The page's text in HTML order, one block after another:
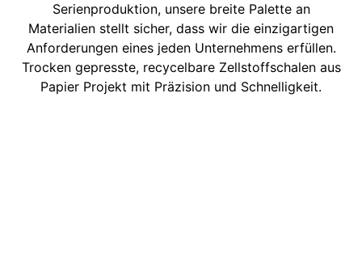
Serienproduktion, unsere breite Palette an
Materialien stellt sicher, dass wir die einzigartigen
Anforderungen eines jeden Unternehmens erfüllen.
Trocken gepresste, recycelbare Zellstoffschalen aus
Papier Projekt mit Präzision und Schnelligkeit.